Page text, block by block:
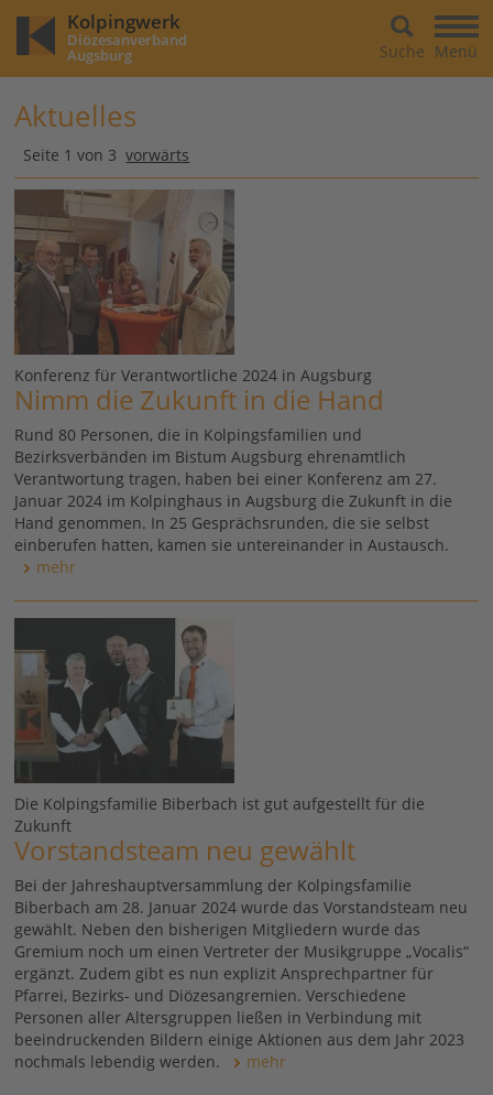
Kolpingwerk
Diözesanverband
Augsburg Menü
Suche
Aktuelles
Seite 1 von 3vorwärts
Konferenz für Verantwortliche 2024 in Augsburg
Nimm die Zukunft in die Hand
Rund 80 Personen, die in Kolpingsfamilien und
Bezirksverbänden im Bistum Augsburg ehrenamtlich
Verantwortung tragen, haben bei einer Konferenz am 27.
Januar 2024 im Kolpinghaus in Augsburg die Zukunft in die
Hand genommen. In 25 Gesprächsrunden, die sie selbst
einberufen hatten, kamen sie untereinander in Austausch.
mehr
Die Kolpingsfamilie Biberbach ist gut aufgestellt für die
Zukunft
Vorstandsteam neu gewählt
Bei der Jahreshauptversammlung der Kolpingsfamilie
Biberbach am 28. Januar 2024 wurde das Vorstandsteam neu
gewählt. Neben den bisherigen Mitgliedern wurde das
Gremium noch um einen Vertreter der Musikgruppe „Vocalis“
ergänzt. Zudem gibt es nun explizit Ansprechpartner für
Pfarrei, Bezirks- und Diözesangremien. Verschiedene
Personen aller Altersgruppen ließen in Verbindung mit
beeindruckenden Bildern einige Aktionen aus dem Jahr 2023
nochmals lebendig werden.
mehr